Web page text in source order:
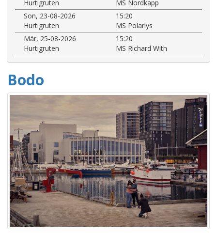
Hurtigruten
MS Nordkapp
Son, 23-08-2026
15:20
Hurtigruten
MS Polarlys
Mär, 25-08-2026
15:20
Hurtigruten
MS Richard With
Bodo